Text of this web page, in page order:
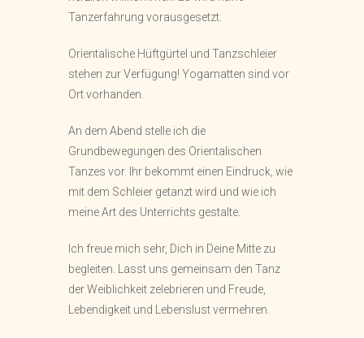
Tanzerfahrung vorausgesetzt.
Orientalische Hüftgürtel und Tanzschleier
stehen zur Verfügung! Yogamatten sind vor
Ort vorhanden.
An dem Abend stelle ich die
Grundbewegungen des Orientalischen
Tanzes vor. Ihr bekommt einen Eindruck, wie
mit dem Schleier getanzt wird und wie ich
meine Art des Unterrichts gestalte.
Ich freue mich sehr, Dich in Deine Mitte zu
begleiten. Lasst uns gemeinsam den Tanz
der Weiblichkeit zelebrieren und Freude,
Lebendigkeit und Lebenslust vermehren.